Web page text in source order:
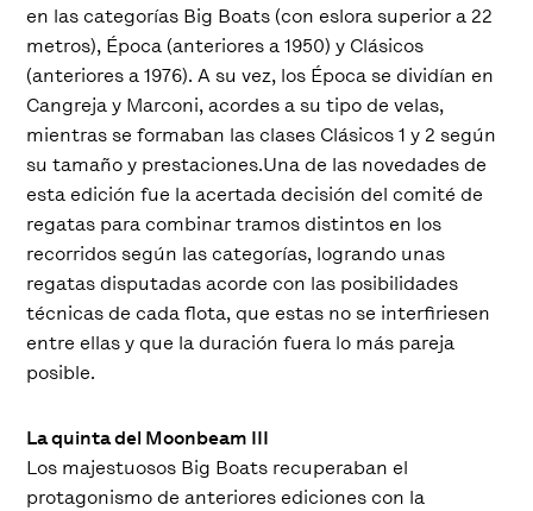
en las categorías Big Boats (con eslora superior a 22
metros), Época (anteriores a 1950) y Clásicos
(anteriores a 1976). A su vez, los Época se dividían en
Cangreja y Marconi, acordes a su tipo de velas,
mientras se formaban las clases Clásicos 1 y 2 según
su tamaño y prestaciones.Una de las novedades de
esta edición fue la acertada decisión del comité de
regatas para combinar tramos distintos en los
recorridos según las categorías, logrando unas
regatas disputadas acorde con las posibilidades
técnicas de cada flota, que estas no se interfiriesen
entre ellas y que la duración fuera lo más pareja
posible.
La quinta del Moonbeam III
Los majestuosos Big Boats recuperaban el
protagonismo de anteriores ediciones con la